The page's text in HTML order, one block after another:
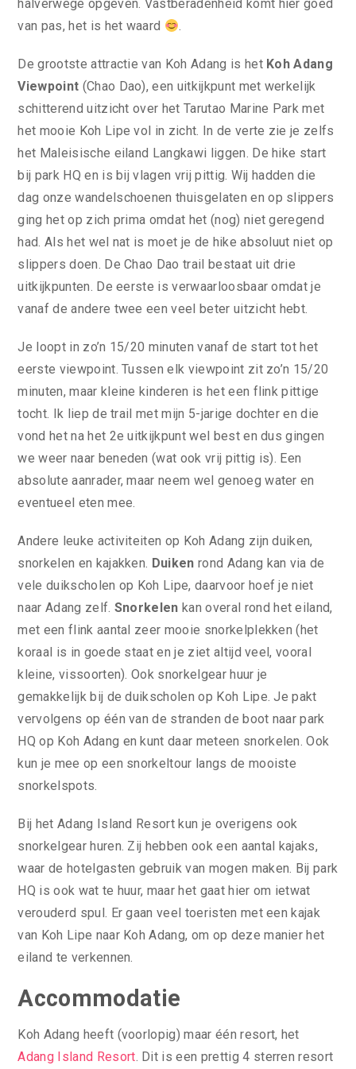
halverwege opgeven. Vastberadenheid komt hier goed
van pas, het is het waard
.
De grootste attractie van Koh Adang is het Koh Adang
Viewpoint (Chao Dao), een uitkijkpunt met werkelijk
schitterend uitzicht over het Tarutao Marine Park met
het mooie Koh Lipe vol in zicht. In de verte zie je zelfs
het Maleisische eiland Langkawi liggen. De hike start
bij park HQ en is bij vlagen vrij pittig. Wij hadden die
dag onze wandelschoenen thuisgelaten en op slippers
ging het op zich prima omdat het (nog) niet geregend
had. Als het wel nat is moet je de hike absoluut niet op
slippers doen. De Chao Dao trail bestaat uit drie
uitkijkpunten. De eerste is verwaarloosbaar omdat je
vanaf de andere twee een veel beter uitzicht hebt.
Je loopt in zo’n 15/20 minuten vanaf de start tot het
eerste viewpoint. Tussen elk viewpoint zit zo’n 15/20
minuten, maar kleine kinderen is het een flink pittige
tocht. Ik liep de trail met mijn 5-jarige dochter en die
vond het na het 2e uitkijkpunt wel best en dus gingen
we weer naar beneden (wat ook vrij pittig is). Een
absolute aanrader, maar neem wel genoeg water en
eventueel eten mee.
Andere leuke activiteiten op Koh Adang zijn duiken,
snorkelen en kajakken. Duiken rond Adang kan via de
vele duikscholen op Koh Lipe, daarvoor hoef je niet
naar Adang zelf. Snorkelen kan overal rond het eiland,
met een flink aantal zeer mooie snorkelplekken (het
koraal is in goede staat en je ziet altijd veel, vooral
kleine, vissoorten). Ook snorkelgear huur je
gemakkelijk bij de duikscholen op Koh Lipe. Je pakt
vervolgens op één van de stranden de boot naar park
HQ op Koh Adang en kunt daar meteen snorkelen. Ook
kun je mee op een snorkeltour langs de mooiste
snorkelspots.
Bij het Adang Island Resort kun je overigens ook
snorkelgear huren. Zij hebben ook een aantal kajaks,
waar de hotelgasten gebruik van mogen maken. Bij park
HQ is ook wat te huur, maar het gaat hier om ietwat
verouderd spul. Er gaan veel toeristen met een kajak
van Koh Lipe naar Koh Adang, om op deze manier het
eiland te verkennen.
Accommodatie
Koh Adang heeft (voorlopig) maar één resort, het
Adang Island Resort. Dit is een prettig 4 sterren resort